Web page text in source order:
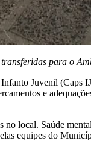
para o
Juvenil
e
local. Saúde
equipes do